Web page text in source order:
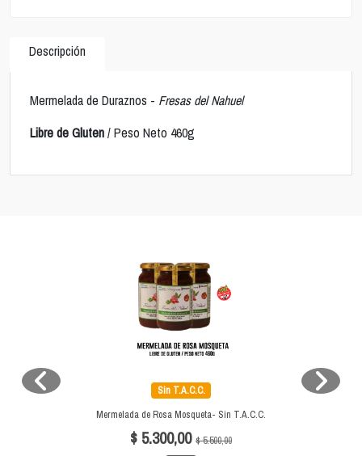
Descripción
Mermelada de Duraznos - Fresas del Nahuel
Libre de Gluten/ Peso Neto 460g
Sin T.A.C.C.
Mermelada de Rosa Mosqueta- Sin T.A.C.C.
$ 5.300,00 $ 5.500,00